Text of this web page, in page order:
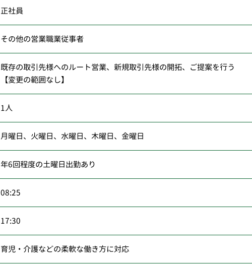
正社員
その他の営業職業従事者
既存の取引先様へのルート営業、新規取引先様の開拓、ご提案を行う
【変更の範囲なし】
1人
月曜日、火曜日、水曜日、木曜日、金曜日
年6回程度の土曜日出勤あり
08:25
17:30
育児・介護などの柔軟な働き方に対応